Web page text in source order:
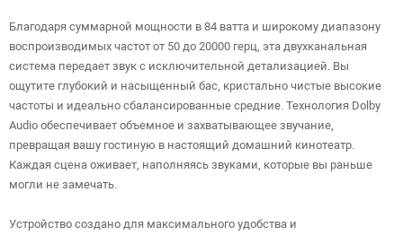
Благодаря суммарной мощности в 84 ватта и широкому диапазону
воспроизводимых частот от 50 до 20000 герц, эта двухканальная
система передает звук с исключительной детализацией. Вы
ощутите глубокий и насыщенный бас, кристально чистые высокие
частоты и идеально сбалансированные средние. Технология Dolby
Audio обеспечивает объемное и захватывающее звучание,
превращая вашу гостиную в настоящий домашний кинотеатр.
Каждая сцена оживает, наполняясь звуками, которые вы раньше
могли не замечать.
Устройство создано для максимального удобства и